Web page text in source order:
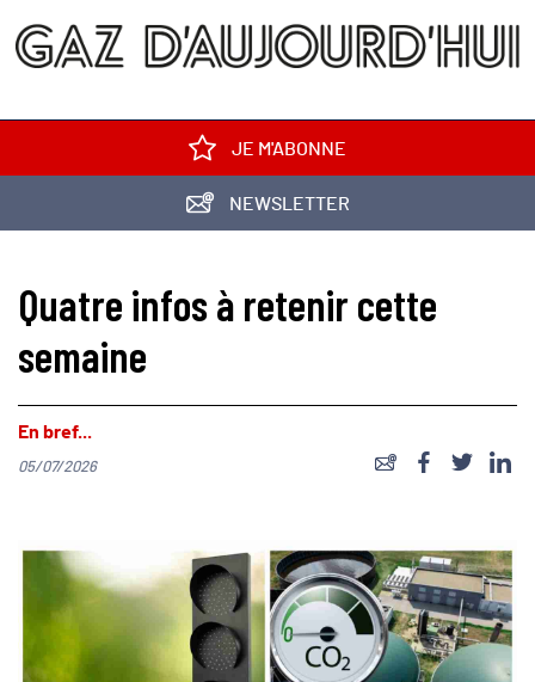
JE M'ABONNE
NEWSLETTER
Quatre infos à retenir cette
semaine
En bref...
05/07/2026